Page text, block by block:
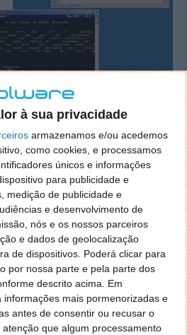
à sua privacidade
armazenamos e/ou acedemos
como cookies, e processamos
únicos e informações
para publicidade e
medição de publicidade e
e desenvolvimento de
nós e os nossos parceiros
e dados de geolocalização
de dispositivos. Poderá clicar para
por nossa parte e pela parte dos
descrito acima. Em
mais pormenorizadas e
antes de consentir ou recusar o
atenção que algum processamento
0.4.4
de impressão
bugs
ad usabilidade
em duas versões:
apenas 102 MB) e outra para
(com 68 MB).
(102MB),ReactOS-